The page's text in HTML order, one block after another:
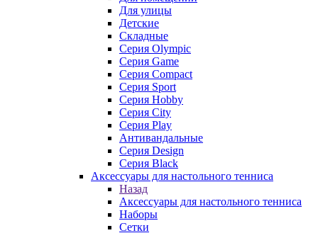
Для улицы
Детские
Складные
Серия Olympic
Серия Game
Серия Compact
Серия Sport
Серия Hobby
Серия City
Серия Play
Антивандальные
Серия Design
Серия Black
Аксессуары для настольного тенниса
Назад
Аксессуары для настольного тенниса
Наборы
Сетки